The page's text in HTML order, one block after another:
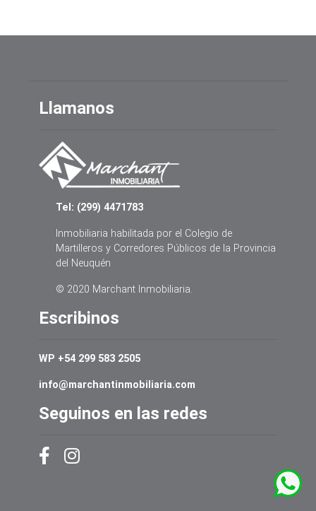
Llamanos
Tel: (299) 4471783
Inmobiliaria habilitada por el Colegio de
Martilleros y Corredores Públicos de la Provincia
del Neuquén
© 2020 Marchant Inmobiliaria.
Escribinos
WP +54 299 583 2505
info@marchantinmobiliaria.com
Seguinos en las redes